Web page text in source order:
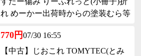
れ めーかー出荷時からの塗装むら等
770円07/30 16:55
【中古】じおこれ TOMYTEC(とみ